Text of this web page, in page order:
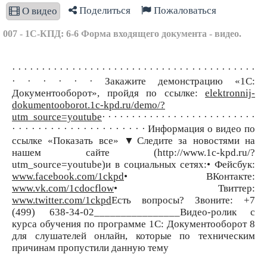
О видео Поделиться Пожаловаться
007 - 1С-КПД: 6-6 Форма входящего документа - видео.
· · · · · · · · · · · · · · · · · · · · · · · · · · · · · · · · · · · · · · · · ·
· · · · · · Закажите демонстрацию «1С:
Документооборот», пройдя по ссылке: elektronnij-
dokumentooborot.1c-kpd.ru/demo/?
utm_source=youtube· · · · · · · · · · · · · · · · · · · · · · · · · ·
· · · · · · · · · · · · · · · · · · · · · Информация о видео по
ссылке «Показать все» ▼Следите за новостями на
нашем сайте (http://www.1c-kpd.ru/?
utm_source=youtube)и в социальных сетях:• Фейсбук:
www.facebook.com/1ckpd• ВКонтакте:
www.vk.com/1cdocflow• Твиттер:
www.twitter.com/1ckpdЕсть вопросы? Звоните: +7
(499) 638-34-02________________Видео-ролик с
курса обучения по программе 1С: Документооборот 8
для слушателей онлайн, которые по техническим
причинам пропустили данную тему